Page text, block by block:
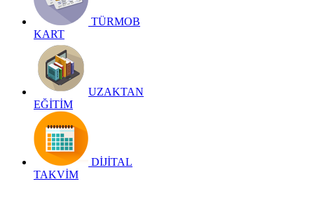
TÜRMOB
KART
UZAKTAN
EĞİTİM
DİJİTAL
TAKVİM